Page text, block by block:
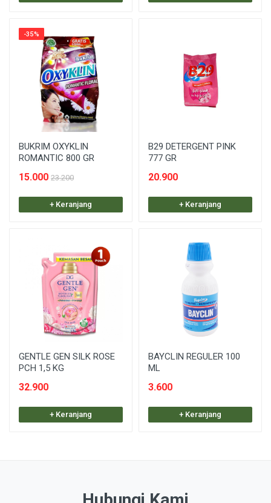
-35%
BUKRIM OXYKLIN
ROMANTIC 800 GR
15.000 23.200
+ Keranjang
B29 DETERGENT PINK
777 GR
20.900
+ Keranjang
GENTLE GEN SILK ROSE
PCH 1,5 KG
32.900
+ Keranjang
BAYCLIN REGULER 100
ML
3.600
+ Keranjang